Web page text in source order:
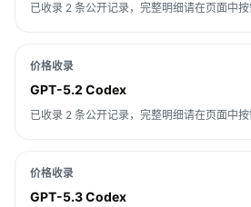
已收录 2 条公开记录，完整明细请在页面中按
价格收录
GPT-5.2 Codex
已收录 2 条公开记录，完整明细请在页面中按
价格收录
GPT-5.3 Codex